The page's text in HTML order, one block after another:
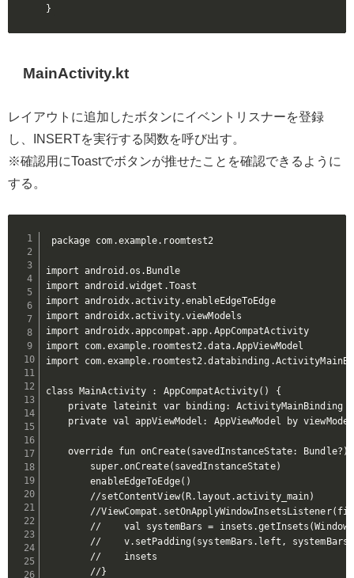
}
MainActivity.kt
レイアウトに追加したボタンにイベントリスナーを登録
し、INSERTを実行する関数を呼び出す。
※確認用にToastでボタンが推せたことを確認できるように
する。
package com.example.roomtest2
import android.os.Bundle
import android.widget.Toast
import androidx.activity.enableEdgeToEdge
import androidx.activity.viewModels
import androidx.appcompat.app.AppCompatActivity
import com.example.roomtest2.data.AppViewModel
import
class MainActivity : AppCompatActivity() {
    private lateinit var binding: ActivityMainBinding
private val appViewModel: AppViewModel by
override fun onCreate(savedInstanceState: Bundle?)
        super.onCreate(savedInstanceState)
        enableEdgeToEdge()
        //setContentView(R.layout.activity_main)
//
//    val systemBars =
//    v.setPadding(systemBars.left,
        //    insets
        //}